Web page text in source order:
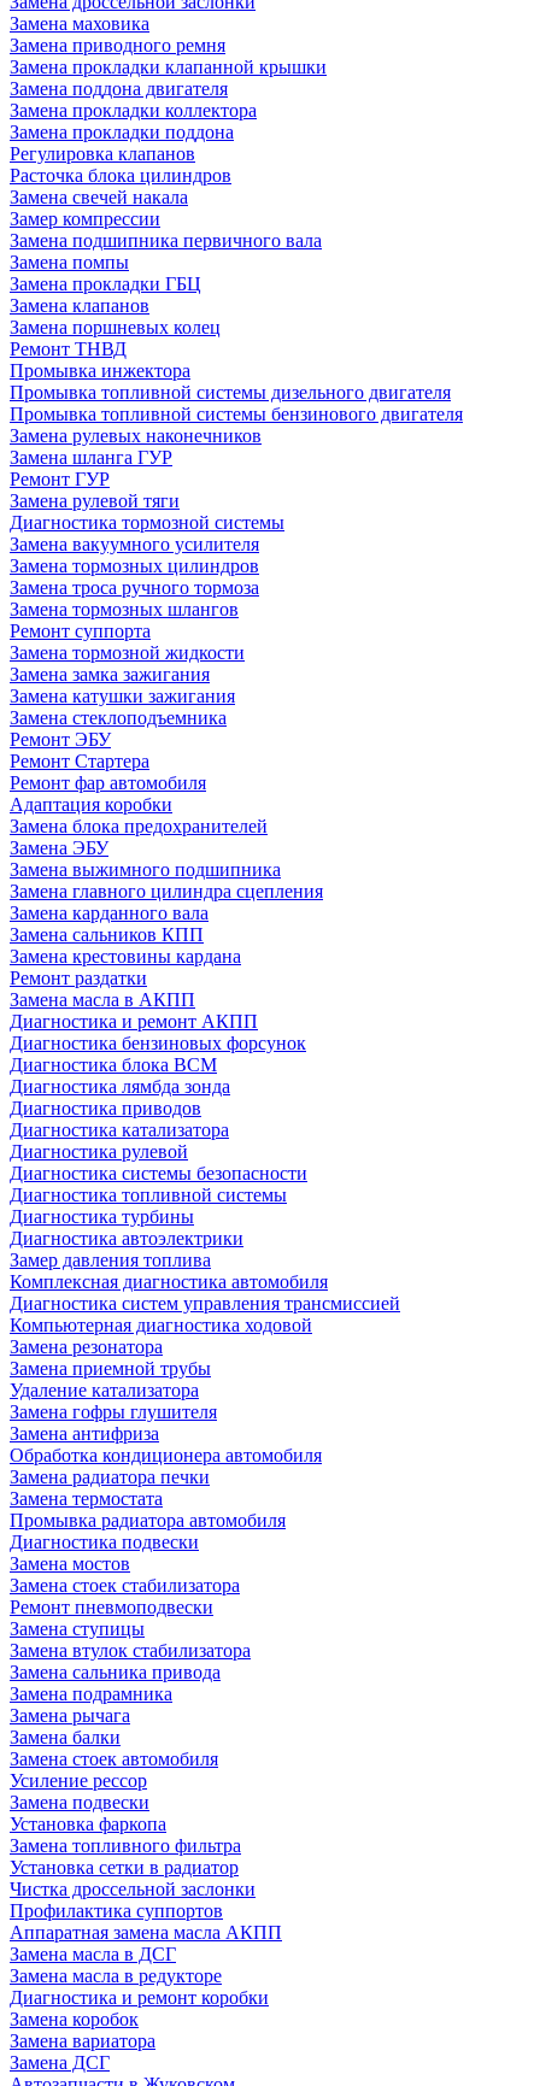
Замена маховика
Замена приводного ремня
Замена прокладки клапанной крышки
Замена поддона двигателя
Замена прокладки коллектора
Замена прокладки поддона
Регулировка клапанов
Расточка блока цилиндров
Замена свечей накала
Замер компрессии
Замена подшипника первичного вала
Замена помпы
Замена прокладки ГБЦ
Замена клапанов
Замена поршневых колец
Ремонт ТНВД
Промывка инжектора
Промывка топливной системы дизельного двигателя
Промывка топливной системы бензинового двигателя
Замена рулевых наконечников
Замена шланга ГУР
Ремонт ГУР
Замена рулевой тяги
Диагностика тормозной системы
Замена вакуумного усилителя
Замена тормозных цилиндров
Замена троса ручного тормоза
Замена тормозных шлангов
Ремонт суппорта
Замена тормозной жидкости
Замена замка зажигания
Замена катушки зажигания
Замена стеклоподъемника
Ремонт ЭБУ
Ремонт Стартера
Ремонт фар автомобиля
Адаптация коробки
Замена блока предохранителей
Замена ЭБУ
Замена выжимного подшипника
Замена главного цилиндра сцепления
Замена карданного вала
Замена сальников КПП
Замена крестовины кардана
Ремонт раздатки
Замена масла в АКПП
Диагностика и ремонт АКПП
Диагностика бензиновых форсунок
Диагностика блока BCM
Диагностика лямбда зонда
Диагностика приводов
Диагностика катализатора
Диагностика рулевой
Диагностика системы безопасности
Диагностика топливной системы
Диагностика турбины
Диагностика автоэлектрики
Замер давления топлива
Комплексная диагностика автомобиля
Диагностика систем управления трансмиссией
Компьютерная диагностика ходовой
Замена резонатора
Замена приемной трубы
Удаление катализатора
Замена гофры глушителя
Замена антифриза
Обработка кондиционера автомобиля
Замена радиатора печки
Замена термостата
Промывка радиатора автомобиля
Диагностика подвески
Замена мостов
Замена стоек стабилизатора
Ремонт пневмоподвески
Замена ступицы
Замена втулок стабилизатора
Замена сальника привода
Замена подрамника
Замена рычага
Замена балки
Замена стоек автомобиля
Усиление рессор
Замена подвески
Установка фаркопа
Замена топливного фильтра
Установка сетки в радиатор
Чистка дроссельной заслонки
Профилактика суппортов
Аппаратная замена масла АКПП
Замена масла в ДСГ
Замена масла в редукторе
Диагностика и ремонт коробки
Замена коробок
Замена вариатора
Замена ДСГ